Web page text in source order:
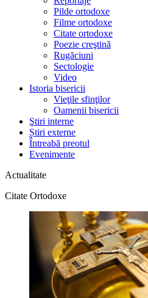
Pilde ortodoxe
Filme ortodoxe
Citate ortodoxe
Poezie creştină
Rugăciuni
Sectologie
Video
Istoria bisericii
Vieţile sfinţilor
Oamenii bisericii
Ştiri interne
Știri externe
Întreabă preotul
Evenimente
Actualitate
Citate Ortodoxe